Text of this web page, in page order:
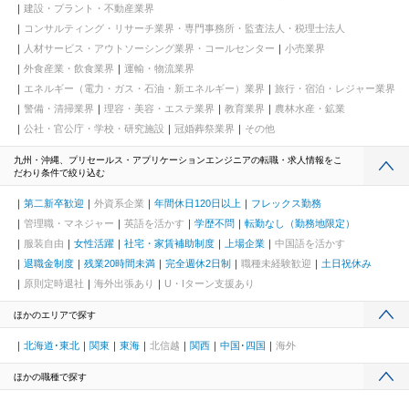
建設・プラント・不動産業界
コンサルティング・リサーチ業界・専門事務所・監査法人・税理士法人
人材サービス・アウトソーシング業界・コールセンター
小売業界
外食産業・飲食業界
運輸・物流業界
エネルギー（電力・ガス・石油・新エネルギー）業界
旅行・宿泊・レジャー業界
警備・清掃業界
理容・美容・エステ業界 教育業界
農林水産・鉱業
公社・官公庁・学校・研究施設
冠婚葬祭業界 その他
九州・沖縄、プリセールス・アプリケーションエンジニアの転職・求人情報をこ
だわり条件で絞り込む
第二新卒歓迎 外資系企業 年間休日120日以上
フレックス勤務
管理職・マネジャー
英語を活かす 学歴不問
転勤なし（勤務地限定）
服装自由
女性活躍 社宅・家賃補助制度 上場企業
中国語を活かす
退職金制度
残業20時間未満 完全週休2日制 職種未経験歓迎
土日祝休み
原則定時退社
海外出張あり U・Iターン支援あり
ほかのエリアで探す
北海道･東北 関東 東海 北信越 関西 中国･四国 海外
ほかの職種で探す